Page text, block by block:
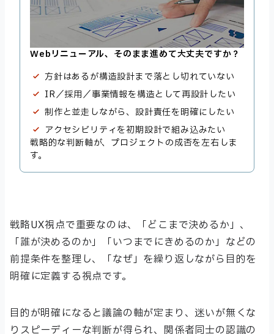
Webリニューアル、そのまま進めて大丈夫ですか？
方針はあるが構造設計まで落とし切れていない
IR／採用／事業情報を構造として再設計したい
制作と並走しながら、設計責任を明確にしたい
アクセシビリティを初期設計で組み込みたい
戦略的な判断軸が、プロジェクトの成否を左右しま
す。
戦略UX視点で重要なのは、「どこまで決めるか」、
「誰が決めるのか」「いつまでにきめるのか」などの
前提条件を整理し、「なぜ」を繰り返しながら目的を
明確に定義する視点です。
目的が明確になると議論の軸が定まり、迷いが無くな
りスピーディーな判断が得られ、関係者同士の認識の